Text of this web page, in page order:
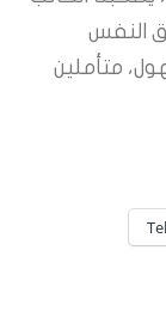
النفس
متأملين